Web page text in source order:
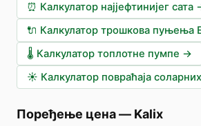
⏰ Калкулатор најјефтинијег сата
🔌 Калкулатор трошкова пуњења
🌡️ Калкулатор топлотне пумпе →
☀️ Калкулатор повраћаја
Поређење цена— Kalix